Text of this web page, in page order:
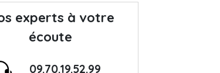
experts à votre
écoute
09.70.19.52.99